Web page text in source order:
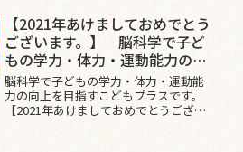
ども達に身体を使って楽しさを伝え
る』【運動保育士会】の比田井です。で
ん...
【2021年あけましておめでとう
ございます。】 脳科学で子ど
もの学力・体力・運動能力の向
上
脳科学で子どもの学力・体力・運動能
力の向上を目指すこどもプラスです。
【2021年あけましておめでとうござい